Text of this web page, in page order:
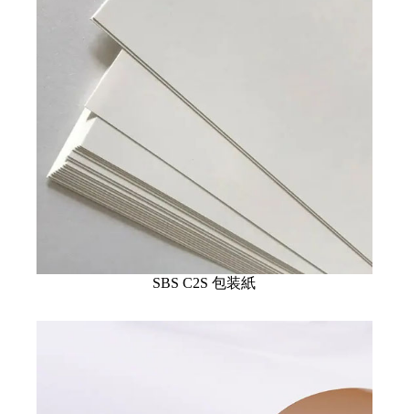
SBS C2S 包装紙